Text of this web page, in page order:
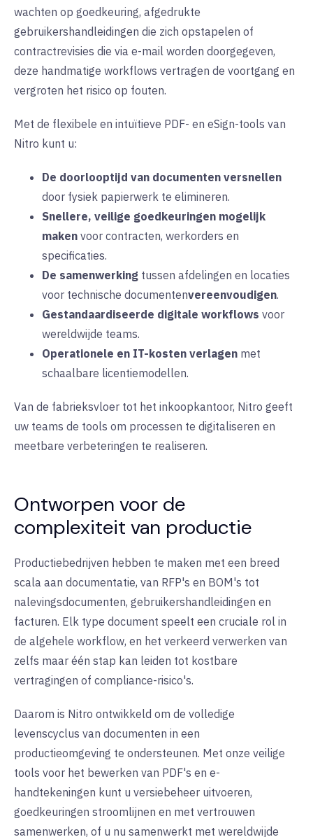
wachten op goedkeuring, afgedrukte
gebruikershandleidingen die zich opstapelen of
contractrevisies die via e-mail worden doorgegeven,
deze handmatige workflows vertragen de voortgang en
vergroten het risico op fouten.
Met de flexibele en intuïtieve PDF- en eSign-tools van
Nitro kunt u:
De doorlooptijd van documenten versnellen
door fysiek papierwerk te elimineren.
Snellere, veilige goedkeuringen mogelijk
maken voor contracten, werkorders en
specificaties.
De samenwerking tussen afdelingen en locaties
voor technische documentenvereenvoudigen.
Gestandaardiseerde digitale workflows voor
wereldwijde teams.
Operationele en IT-kosten verlagen met
schaalbare licentiemodellen.
Van de fabrieksvloer tot het inkoopkantoor, Nitro geeft
uw teams de tools om processen te digitaliseren en
meetbare verbeteringen te realiseren.
Ontworpen voor de
complexiteit van productie
Productiebedrijven hebben te maken met een breed
scala aan documentatie, van RFP's en BOM's tot
nalevingsdocumenten, gebruikershandleidingen en
facturen. Elk type document speelt een cruciale rol in
de algehele workflow, en het verkeerd verwerken van
zelfs maar één stap kan leiden tot kostbare
vertragingen of compliance-risico's.
Daarom is Nitro ontwikkeld om de volledige
levenscyclus van documenten in een
productieomgeving te ondersteunen. Met onze veilige
tools voor het bewerken van PDF's en e-
handtekeningen kunt u versiebeheer uitvoeren,
goedkeuringen stroomlijnen en met vertrouwen
samenwerken, of u nu samenwerkt met wereldwijde